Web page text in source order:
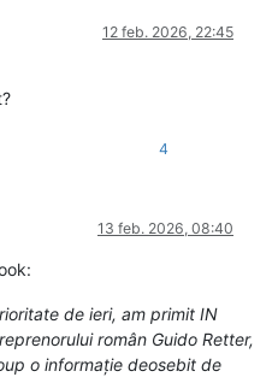
12 feb. 2026, 22:45
4
13 feb. 2026, 08:40
de ieri, am primit IN
român Guido Retter,
o informație deosebit de